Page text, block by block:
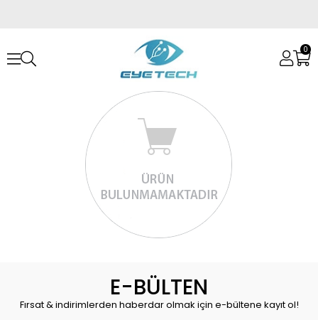
0
E-BÜLTEN
Fırsat & indirimlerden haberdar olmak için e-bültene kayıt ol!